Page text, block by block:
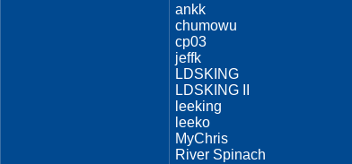
ankk
chumowu
cp03
jeffk
LDSKING
LDSKING II
leeking
leeko
MyChris
River Spinach